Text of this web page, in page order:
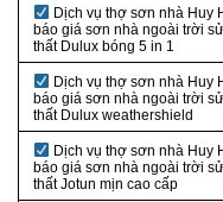
Dịch vụ thợ sơn nhà Huy
báo giá sơn nhà ngoài trời
thất Dulux bóng 5 in 1
Dịch vụ thợ sơn nhà Huy
báo giá sơn nhà ngoài trời
thất Dulux weathershield
Dịch vụ thợ sơn nhà Huy
báo giá sơn nhà ngoài trời
thất Jotun mịn cao cấp